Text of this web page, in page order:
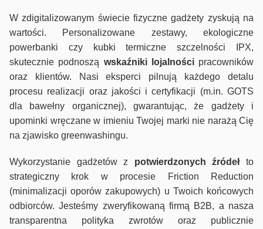
W zdigitalizowanym świecie fizyczne gadżety zyskują na
wartości. Personalizowane zestawy, ekologiczne
powerbanki czy kubki termiczne szczelności IPX,
skutecznie podnoszą wskaźniki lojalnościpracowników
oraz klientów. Nasi eksperci pilnują każdego detalu
procesu realizacji oraz jakości i certyfikacji (m.in. GOTS
dla bawełny organicznej), gwarantując, że gadżety i
upominki wręczane w imieniu Twojej marki nie narażą Cię
na zjawisko greenwashingu.
Wykorzystanie gadżetów z potwierdzonych źródełto
strategiczny krok w procesie Friction Reduction
(minimalizacji oporów zakupowych) u Twoich końcowych
odbiorców. Jesteśmy zweryfikowaną firmą B2B, a nasza
transparentna polityka zwrotów oraz publicznie